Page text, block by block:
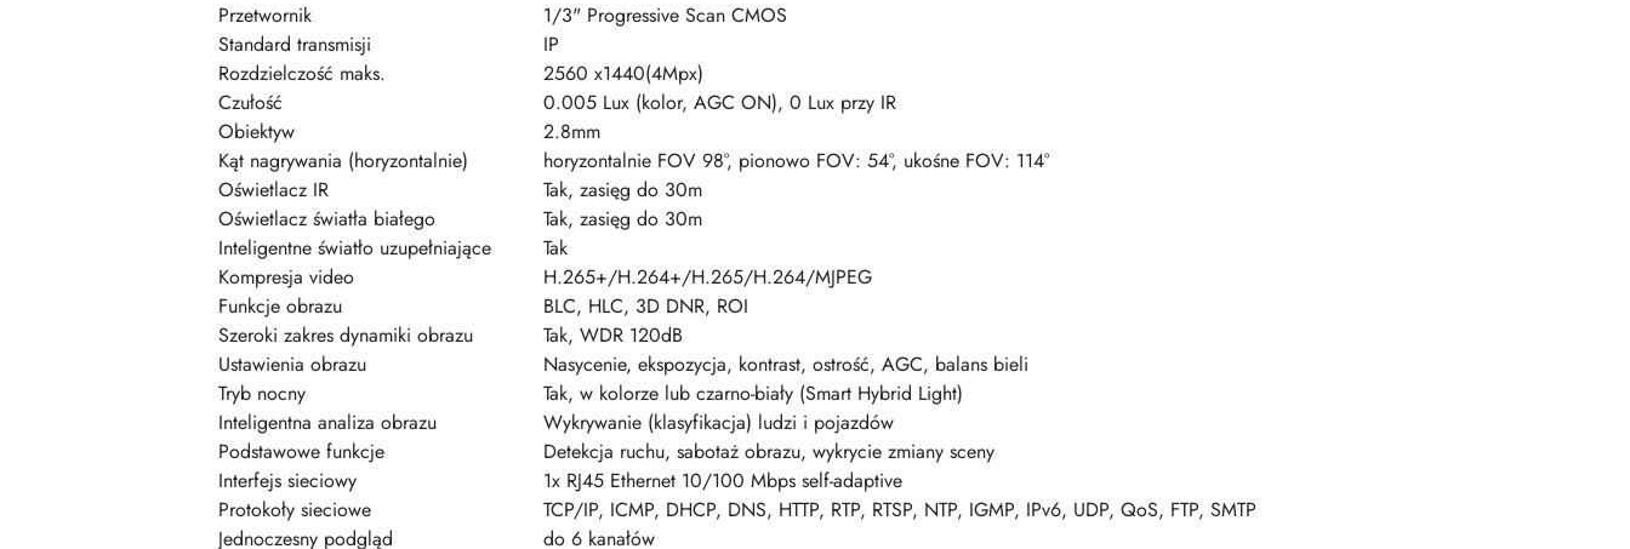
Przetwornik
1/3" Progressive Scan CMOS
Standard transmisji
IP
Rozdzielczość maks.
2560 x1440(4Mpx)
Czułość
0.005 Lux (kolor, AGC ON), 0 Lux przy IR
Obiektyw
2.8mm
Kąt nagrywania (horyzontalnie)
horyzontalnie FOV 98°, pionowo FOV: 54°, ukośne FOV: 114°
Oświetlacz IR
Tak, zasięg do 30m
Oświetlacz światła białego
Tak, zasięg do 30m
Inteligentne światło uzupełniające
Tak
Kompresja video
H.265+/H.264+/H.265/H.264/MJPEG
Funkcje obrazu
BLC, HLC, 3D DNR, ROI
Szeroki zakres dynamiki obrazu
Tak, WDR 120dB
Ustawienia obrazu
Nasycenie, ekspozycja, kontrast, ostrość, AGC, balans bieli
Tryb nocny
Tak, w kolorze lub czarno-biały (Smart Hybrid Light)
Inteligentna analiza obrazu
Wykrywanie (klasyfikacja) ludzi i pojazdów
Podstawowe funkcje
Detekcja ruchu, sabotaż obrazu, wykrycie zmiany sceny
Interfejs sieciowy
1x RJ45 Ethernet 10/100 Mbps self-adaptive
Protokoły sieciowe
TCP/IP, ICMP, DHCP, DNS, HTTP, RTP, RTSP, NTP, IGMP, IPv6, UDP, QoS, FTP, SMTP
Jednoczesny podgląd
do 6 kanałów